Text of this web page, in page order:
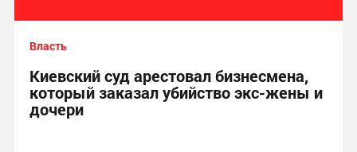
Власть
Киевский суд арестовал бизнесмена,
который заказал убийство экс-жены и
дочери